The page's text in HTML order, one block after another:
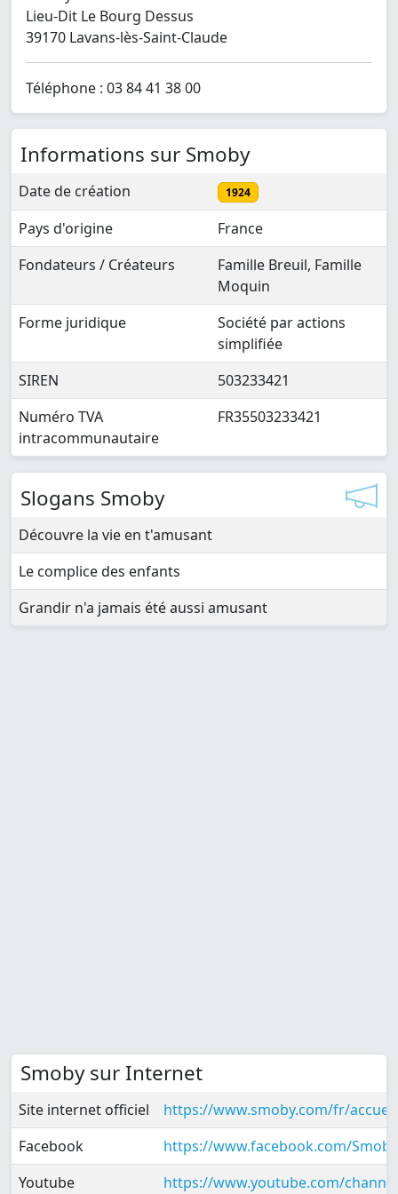
Lieu-Dit Le Bourg Dessus
39170 Lavans-lès-Saint-Claude
Téléphone : 03 84 41 38 00
Informations sur Smoby
Date de création 1924
Pays d'origine
France
Fondateurs / Créateurs
Famille Breuil, Famille
Moquin
Forme juridique
Société par actions
simplifiée
SIREN
503233421
Numéro TVA
intracommunautaire
FR35503233421
Slogans Smoby
Découvre la vie en t'amusant
Le complice des enfants
Grandir n'a jamais été aussi amusant
Smoby sur Internet
Site internet officiel
https://www.smoby.com/fr/
Facebook
https://www.facebook.com/
Youtube
https://www.youtube.com/